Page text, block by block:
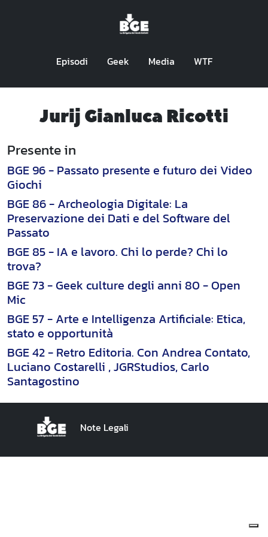
Episodi Geek Media WTF
Jurij Gianluca Ricotti
Presente in
BGE 96 - Passato presente e futuro dei Video
Giochi
BGE 86 - Archeologia Digitale: La
Preservazione dei Dati e del Software del
Passato
BGE 85 - IA e lavoro. Chi lo perde? Chi lo
trova?
BGE 73 - Geek culture degli anni 80 - Open
Mic
BGE 57 - Arte e Intelligenza Artificiale: Etica,
stato e opportunità
BGE 42 - Retro Editoria. Con Andrea Contato,
Luciano Costarelli , JGRStudios, Carlo
Santagostino
Note Legali